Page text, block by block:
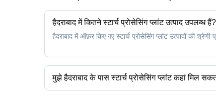
हैदराबाद में कितने स्टार्च प्रोसेसिंग प्लांट उत्पाद उपलब्ध हैं?
हैदराबाद में ऑफ़र किए गए स्टार्च प्रोसेसिंग प्लांट उत्पादों की
मुझे हैदराबाद के पास स्टार्च प्रोसेसिंग प्लांट कहां मिल
आप स्टार्च प्रोसेसिंग प्लांट को हैदराबाद के आस-पास पा सकते हैं